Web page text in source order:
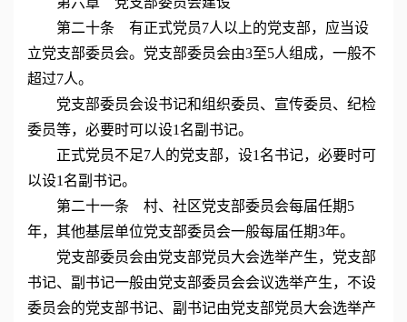
第二十条 有正式党员7人以上的党支部，应当设
立党支部委员会。党支部委员会由3至5人组成，一般不
超过7人。
党支部委员会设书记和组织委员、宣传委员、纪检
委员等，必要时可以设1名副书记。
正式党员不足7人的党支部，设1名书记，必要时可
以设1名副书记。
第二十一条 村、社区党支部委员会每届任期5
年，其他基层单位党支部委员会一般每届任期3年。
党支部委员会由党支部党员大会选举产生，党支部
书记、副书记一般由党支部委员会会议选举产生，不设
委员会的党支部书记、副书记由党支部党员大会选举产